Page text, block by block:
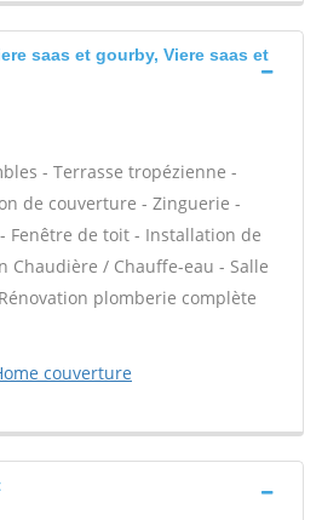
saas et gourby, Viere saas et
- Terrasse tropézienne -
de couverture - Zinguerie -
Fenêtre de toit - Installation de
Chaudière / Chauffe-eau - Salle
plomberie complète
couverture